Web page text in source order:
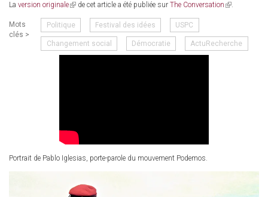
La version originale(link
external)
de cet article a été publiée sur The Conversation (link
.
Mots
clés >
Politique Festival des idées USPC
Changement social Démocratie ActuRecherche
Portrait de Pablo Iglesias, porte-parole du mouvement Podemos.